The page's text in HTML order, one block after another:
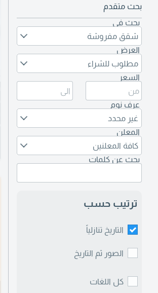
بحث متقدم
بحث في
شقق مفروشة
العرض
مطلوب للشراء
السعر
عرف نوم
غير محدد
المعلن
كافة المعلنين
بحث عن كلمات
ترتيب حسب
التاريخ تنازلياً
الصور ثم التاريخ
كل اللغات